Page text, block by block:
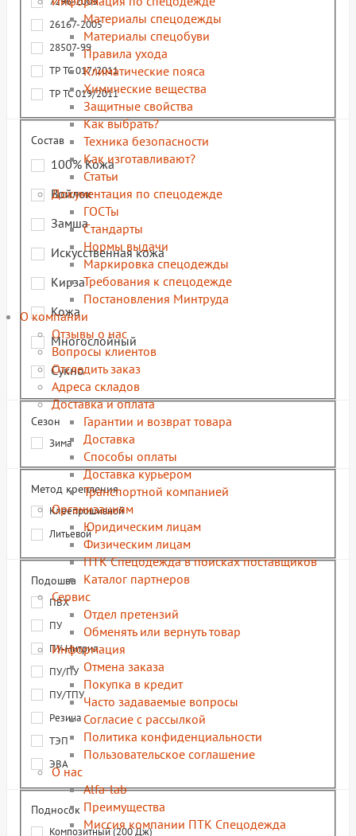
Материалы спецодежды
Материалы спецобуви
Правила ухода
Климатические пояса
Химические вещества
Защитные свойства
Как выбрать?
Техника безопасности
Как изготавливают?
Статьи
Документация по спецодежде
ГОСТы
Cтандарты
Нормы выдачи
Маркировка спецодежды
Требования к спецодежде
Постановления Минтруда
О компании
Отзывы о нас
Вопросы клиентов
Отследить заказ
Адреса складов
Доставка и оплата
Гарантии и возврат товара
Доставка
Способы оплаты
Доставка курьером
Транспортной компанией
Организациям
Юридическим лицам
Физическим лицам
ПТК Спецодежда в поисках поставщиков
Каталог партнеров
Сервис
Отдел претензий
Обменять или вернуть товар
Информация
Отмена заказа
Покупка в кредит
Часто задаваемые вопросы
Согласие с рассылкой
Политика конфиденциальности
Пользовательское соглашение
О нас
Alfa-lab
Преимущества
Миссия компании ПТК Спецодежда
26167-2005
28507-99
ТР ТС 017/2011
ТР ТС 019/2011
Состав
100% Кожа
Войлок
Замша
Искусственная кожа
Кирза
Кожа
Многослойный
Сукно
Сезон
Зима
Метод крепления
Клеепрошивной
Литьевой
Подошва
ПВХ
ПУ
ПУ-Нитрил
ПУ/ПУ
ПУ/ТПУ
Резина
ТЭП
ЭВА
Подносок
Композитный (200 Дж)